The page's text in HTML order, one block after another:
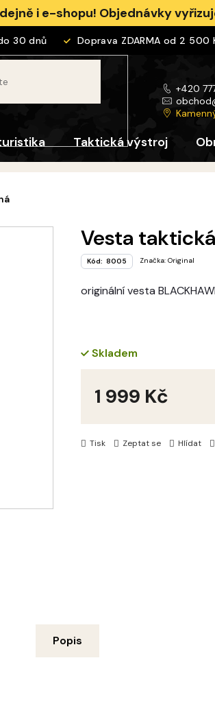
i e-shopu! Objednávky
dnů Doprava ZDARMA od 2 500 Kč
+420
obchod
Taktická výstroj
originální vesta
Tisk Zeptat se Hlídat
Vesta
Kód: 8005 Značka: Original
Skladem
1 999 Kč
Popis